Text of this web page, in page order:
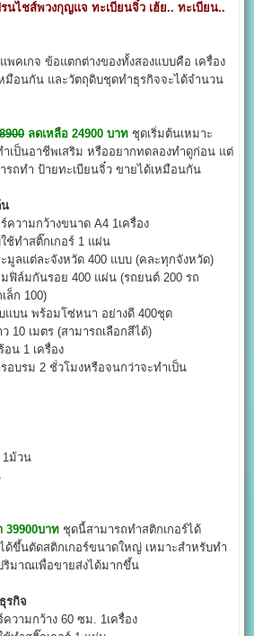
นไชส์พวงกุญแจ ทะเบียนจิ๋ว เฮ้ย.. ทะเบียน..
คเกจ ข้อแตกต่างของทั้งสองแบบคือ เครื่อง
มือนกัน และวัตถุดิบชุดทำธุรกิจจะได้จำนวน
ลดเหลือ 24900 บาท ชุดเริ่มต้นเหมาะ
เป็นอาชีพเสริม หรืออยากทดลองทำดูก่อน แต่
รถทำ ป้ายทะเบียนจิ๋ว ขายได้เหมือนกัน
น
ามกว้างขนาด A4 1เครื่อง
ทำสติ๊กเกอร์ 1 แผ่น
ลแต่ละจังหวัด 400 แบบ (คละทุกจังหวัด)
ล์มกันรอย 400 แผ่น (รถยนต์ 200 รถ
ล็ก 100)
น พร้อมโซ่หนา อย่างดี 400ชุด
เมตร (สามารถเลือกสีได้)
น 1 เครื่อง
บรม 2 ชั่วโมงหรือจนกว่าจะทำเป็น
ม้วน
39900บาท ชุดนี้สามารถทำสติกเกอร์ได้
ด้ขึ้นตัดสติกเกอร์ขนาดใหญ่ เหมาะสำหรับทำ
ริมาณเพื่อขายส่งได้มากขึ้น
รกิจ
ามกว้าง 60 ซม. 1เครื่อง